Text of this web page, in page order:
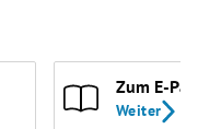
Zum E-
Weiter